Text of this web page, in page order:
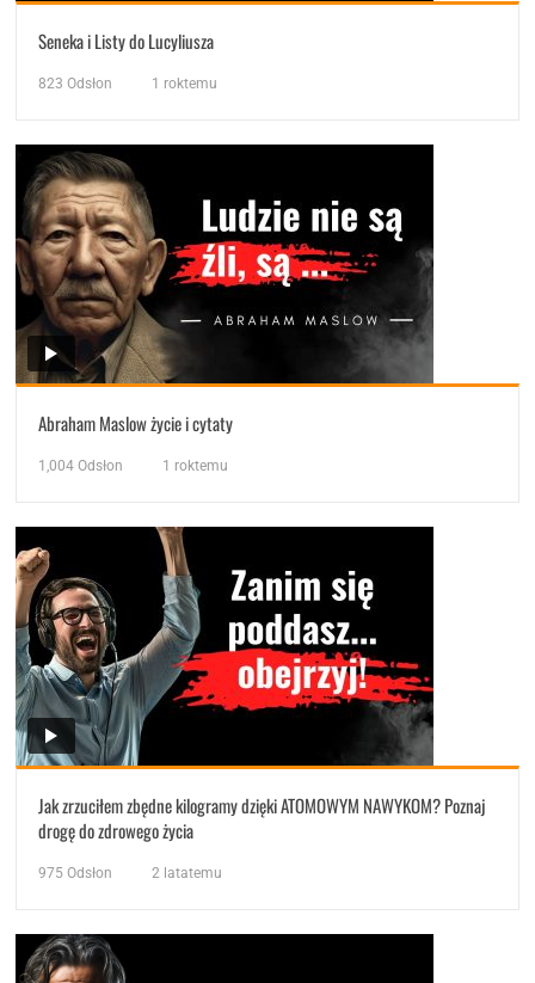
Seneka i Listy do Lucyliusza
823 Odsłon 1 roktemu
Abraham Maslow życie i cytaty
1,004 Odsłon 1 roktemu
Jak zrzuciłem zbędne kilogramy dzięki ATOMOWYM NAWYKOM? Poznaj
drogę do zdrowego życia
975 Odsłon 2 latatemu